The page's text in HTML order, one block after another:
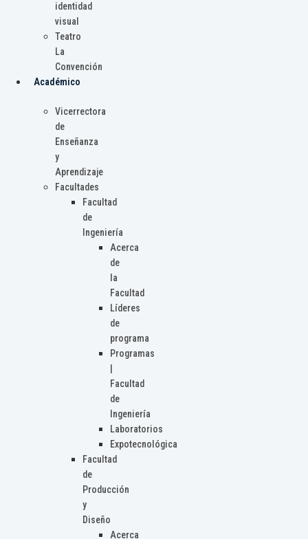
identidad
visual
Teatro
La
Convención
Académico
Vicerrectora
de
Enseñanza
y
Aprendizaje
Facultades
Facultad
de
Ingeniería
Acerca
de
la
Facultad
Líderes
de
programa
Programas
Facultad
de
Ingeniería
Laboratorios
Expotecnológica
Facultad
de
Producción
y
Diseño
Acerca